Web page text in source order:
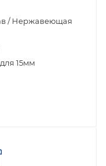
/ Нержавеющая
15мм